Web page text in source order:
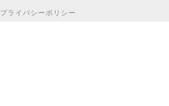
プライバシーポリシー